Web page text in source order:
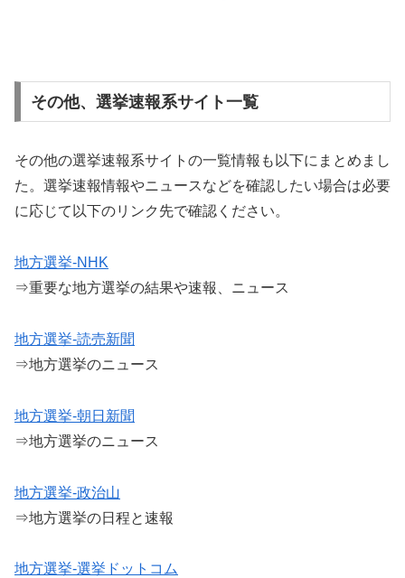
その他、選挙速報系サイト一覧
その他の選挙速報系サイトの一覧情報も以下にまとめまし
た。選挙速報情報やニュースなどを確認したい場合は必要
に応じて以下のリンク先で確認ください。
地方選挙-NHK
⇒重要な地方選挙の結果や速報、ニュース
地方選挙-読売新聞
⇒地方選挙のニュース
地方選挙-朝日新聞
⇒地方選挙のニュース
地方選挙-政治山
⇒地方選挙の日程と速報
地方選挙-選挙ドットコム